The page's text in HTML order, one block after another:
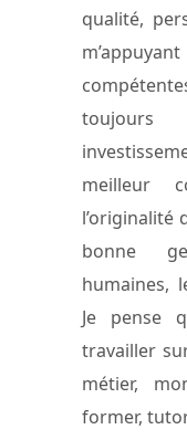
qualité,
meilleur
l’originalité
bonne
humaines,
Je pense
travailler
métier,
former,